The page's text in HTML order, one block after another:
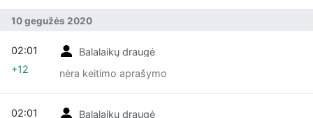
10 gegužės 2020
Balalaikų draugė
nėra keitimo aprašymo
02:01
+12
Balalaikų draugė
02:01